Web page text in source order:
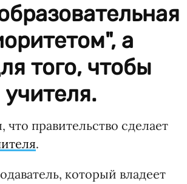
а
того, чтобы
правительство сделает
.
который владеет